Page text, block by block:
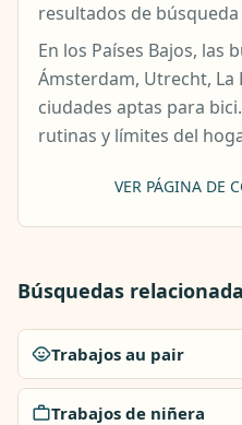
resultados de búsqueda
En los Países Bajos, las
Ámsterdam, Utrecht, La
ciudades aptas para
rutinas y límites del
VER PÁGINA DE
Búsquedas
Trabajos au pair
Trabajos de niñera